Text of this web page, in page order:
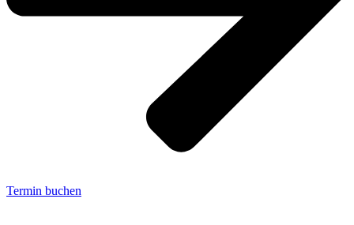
Termin buchen